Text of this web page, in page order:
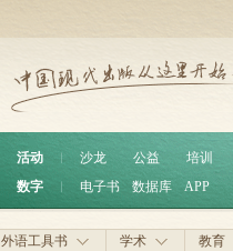
活动 沙龙 公益
培训
数字
电子书 数据库 APP
外语工具书 学术 教育